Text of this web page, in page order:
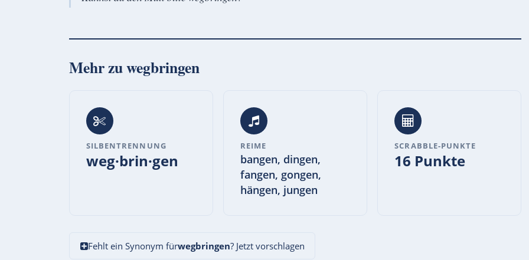
Mehr zuwegbringen
SILBENTRENNUNG
weg·brin·gen
REIME
bangen, dingen,
fangen, gongen,
hängen, jungen
SCRABBLE-PUNKTE
16 Punkte
Fehlt ein Synonym fürwegbringen? Jetzt vorschlagen